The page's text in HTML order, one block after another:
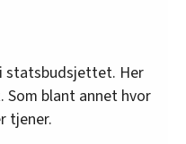
statsbudsjettet. Her
Som blant annet hvor
tjener.